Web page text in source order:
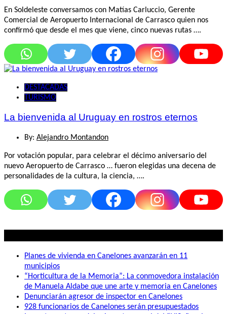
En Soldeleste conversamos con Matías Carluccio, Gerente
Comercial de Aeropuerto Internacional de Carrasco quien nos
confirmó que desde el mes que viene, cinco nuevas rutas ….
DESTACADAS
TURISMO
La bienvenida al Uruguay en rostros eternos
By: Alejandro Montandon
Por votación popular, para celebrar el décimo aniversario del
nuevo Aeropuerto de Carrasco … fueron elegidas una decena de
personalidades de la cultura, la ciencia, ….
Planes de vivienda en Canelones avanzarán en 11
municipios
“Horticultura de la Memoria”: La conmovedora instalación
de Manuela Aldabe que une arte y memoria en Canelones
Denunciarán agresor de inspector en Canelones
928 funcionarios de Canelones serán presupuestados